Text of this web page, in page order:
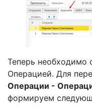
Теперь необходимо
Операцией. Для
Операции -
формируем